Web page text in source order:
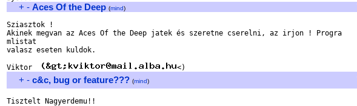
+ - Aces Of the Deep (mind)
Sziasztok !
Akinek megvan az Aces Of the Deep jatek és szeretne cserelni, az irjon ! Progra
mlistat
valasz eseten kuldok.
+ - c&c, bug or feature??? (mind)
Tisztelt Nagyerdemu!!